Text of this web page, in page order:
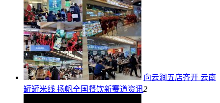
向云涧五店齐开 云南
罐罐米线 扬帆全国餐饮新赛道资讯2